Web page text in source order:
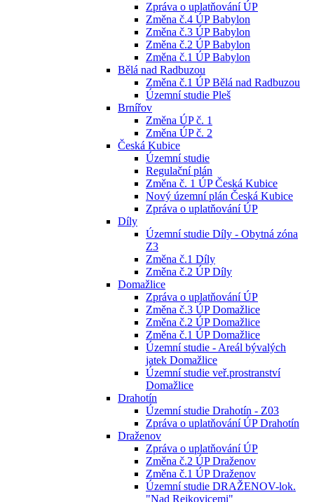
Zpráva o uplatňování ÚP
Změna č.4 ÚP Babylon
Změna č.3 ÚP Babylon
Změna č.2 ÚP Babylon
Změna č.1 ÚP Babylon
Bělá nad Radbuzou
Změna č.1 ÚP Bělá nad Radbuzou
Územní studie Pleš
Brnířov
Změna ÚP č. 1
Změna ÚP č. 2
Česká Kubice
Územní studie
Regulační plán
Změna č. 1 ÚP Česká Kubice
Nový územní plán Česká Kubice
Zpráva o uplatňování ÚP
Díly
Územní studie Díly - Obytná zóna
Z3
Změna č.1 Díly
Změna č.2 ÚP Díly
Domažlice
Zpráva o uplatňování ÚP
Změna č.3 ÚP Domažlice
Změna č.2 ÚP Domažlice
Změna č.1 ÚP Domažlice
Územní studie - Areál bývalých
jatek Domažlice
Územní studie veř.prostranství
Domažlice
Drahotín
Územní studie Drahotín - Z03
Zpráva o uplatňování ÚP Drahotín
Draženov
Zpráva o uplatňování ÚP
Změna č.2 ÚP Draženov
Změna č.1 ÚP Draženov
Územní studie DRAŽENOV-lok.
"Nad Rejkovicemi"